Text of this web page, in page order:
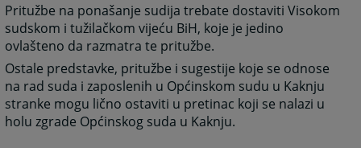
Pritužbe na ponašanje sudija trebate dostaviti Visokom
sudskom i tužilačkom vijeću BiH, koje je jedino
ovlašteno da razmatra te pritužbe.
Ostale predstavke, pritužbe i sugestije koje se odnose
na rad suda i zaposlenih u Općinskom sudu u Kaknju
stranke mogu lično ostaviti u pretinac koji se nalazi u
holu zgrade Općinskog suda u Kaknju.